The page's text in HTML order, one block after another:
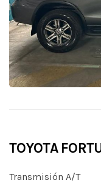
TOYOTA
Transmisión A/T